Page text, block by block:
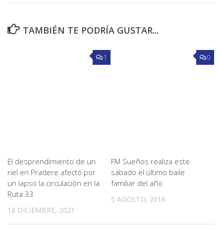
TAMBIÉN TE PODRÍA GUSTAR...
1
El desprendimiento de un
riel en Pradere afectó por
un lapso la circulación en la
Ruta 33
18 DICIEMBRE, 2021
0
FM Sueños realiza este
sábado el último baile
familiar del año
5 AGOSTO, 2016